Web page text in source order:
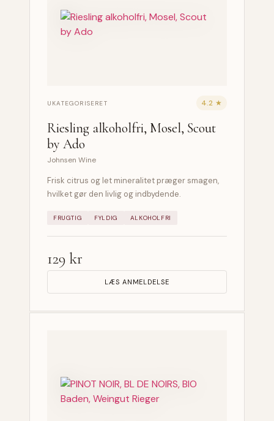
UKATEGORISERET 4.2 ★
Riesling alkoholfri, Mosel, Scout
by Ado
Johnsen Wine
Frisk citrus og let mineralitet præger smagen,
hvilket gør den livlig og indbydende.
FRUGTIG FYLDIG ALKOHOLFRI
129 kr
LÆS ANMELDELSE